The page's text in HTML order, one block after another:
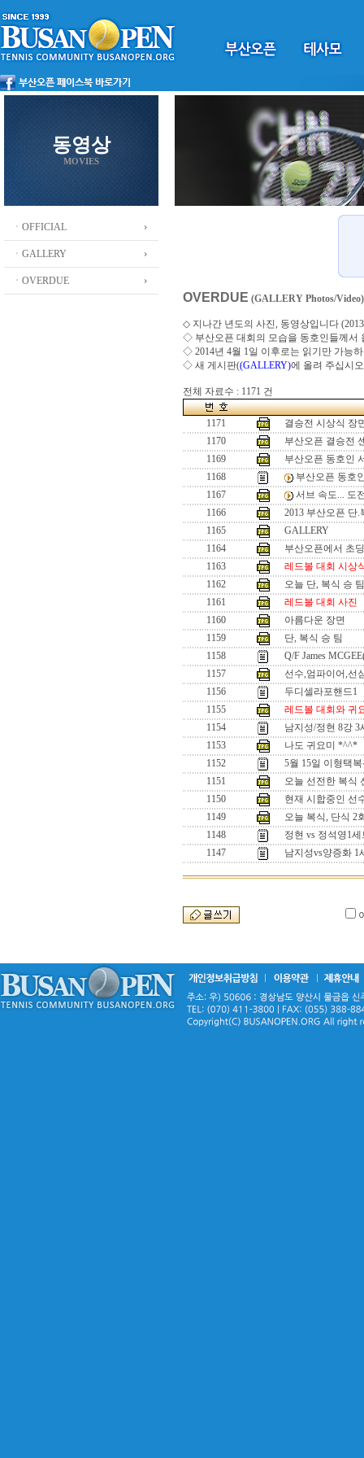
동영상
MOVIES
ㆍOFFICIAL
ㆍGALLERY
ㆍOVERDUE
OVERDUE (GALLERY Photos/Video)
◇ 지나간 년도의 사진, 동영상입니다
◇ 부산오픈 대회의 모습을 동호인들께서
◇ 2014년 4월 1일 이후로는 읽기만 가능
◇ 새 게시판((GALLERY)에 올려 주십시오
전체 자료수 : 1171 건
1171
결승전 시상식 장
1170
부산오픈 결승전
1169
부산오픈 동호인
1168
부산오픈 동호
1167
서브 속도... 도
1166
2013 부산오픈 단
1165
GALLERY
1164
부산오픈에서 초
1163
레드볼 대회 시상
1162
오늘 단, 복식 승 팀
1161
레드볼 대회 사진
1160
아름다운 장면
1159
단, 복식 승 팀
1158
Q/F James
1157
선수,엄파이어,선
1156
두디셀라포핸드1
1155
레드볼 대회와 귀
1154
남지성/정현 8강 3
1153
나도 귀요미 *^^*
1152
5월 15일 이형택
1151
오늘 선전한 복식
1150
현재 시합중인 선
1149
오늘 복식, 단식 2
1148
정현 vs 정석영1
1147
남지성vs양증화 1